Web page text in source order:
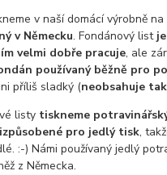
v naší domácí výrobně na
v Německu. Fondánový list
velmi dobře pracuje, ale
používaný běžně pro
příliš sladký (neobsahuje
listy tiskneme
pro jedlý tisk,
:-) Námi používaný jedlý
z Německa.